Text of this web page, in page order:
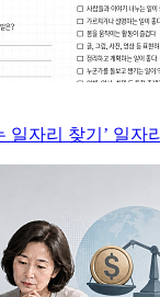
일자리 찾기’ 일자